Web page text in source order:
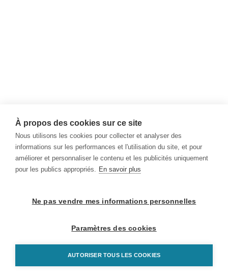
À propos des cookies sur ce site
Nous utilisons les cookies pour collecter et analyser des
informations sur les performances et l'utilisation du site, et pour
améliorer et personnaliser le contenu et les publicités uniquement
pour les publics appropriés. En savoir plus
Ne pas vendre mes informations personnelles
Paramètres des cookies
AUTORISER TOUS LES COOKIES